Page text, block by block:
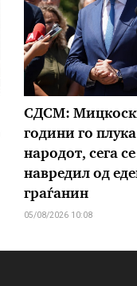
СДСМ:
години го плука
народот, сега се
навредил од
граѓанин
05/08/2026 10:08